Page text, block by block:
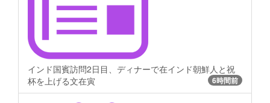
インド国賓訪問2日目、ディナーで在インド朝鮮人と祝
杯を上げる文在寅
6時間前